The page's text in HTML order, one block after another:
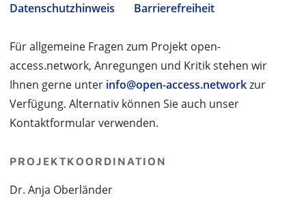
Datenschutzhinweis
Barrierefreiheit
Für allgemeine Fragen zum Projekt open-
access.network, Anregungen und Kritik stehen wir
Ihnen gerne unter info@open-access.networkzur
Verfügung. Alternativ können Sie auch unser
Kontaktformular verwenden.
PROJEKTKOORDINATION
Dr. Anja Oberländer